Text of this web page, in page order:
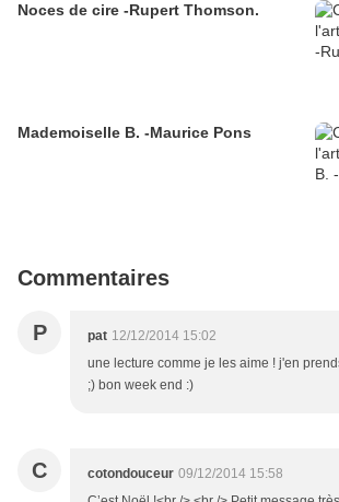
Noces de cire -Rupert Thomson.
Mademoiselle B. -Maurice Pons
Commentaires
P pat 12/12/2014 15:02
une lecture comme je les aime ! j'en
;) bon week end :)
C cotondouceur 09/12/2014 15:58